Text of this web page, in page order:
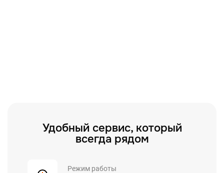
Удобный сервис, который
всегда рядом
Режим работы